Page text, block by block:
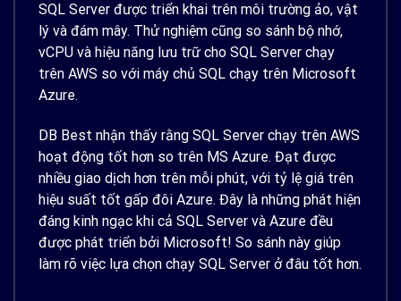
SQL Server được triển khai trên môi trường ảo, vật
lý và đám mây. Thử nghiệm cũng so sánh bộ nhớ,
vCPU và hiệu năng lưu trữ cho SQL Server chạy
trên AWS so với máy chủ SQL chạy trên Microsoft
Azure.
DB Best nhận thấy rằng SQL Server chạy trên AWS
hoạt động tốt hơn so trên MS Azure. Đạt được
nhiều giao dịch hơn trên mỗi phút, với tỷ lệ giá trên
hiệu suất tốt gấp đôi Azure. Đây là những phát hiện
đáng kinh ngạc khi cả SQL Server và Azure đều
được phát triển bởi Microsoft! So sánh này giúp
làm rõ việc lựa chọn chạy SQL Server ở đâu tốt hơn.